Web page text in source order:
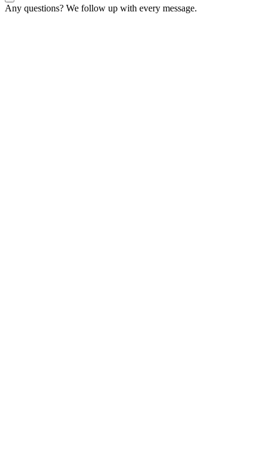
Any questions? We follow up with every message.